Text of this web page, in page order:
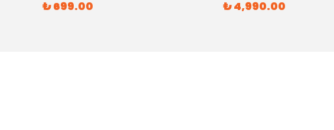
₺ 699.00 ₺ 4,990.00